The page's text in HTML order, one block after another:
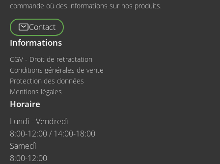
commande où des informations sur nos produits.
Contact
Informations
CGV - Droit de retractation
Conditions générales de vente
Protection des données
Mentions légales
Horaire
Lundì - Vendredì
8:00-12:00 / 14:00-18:00
Samedì
8:00-12:00